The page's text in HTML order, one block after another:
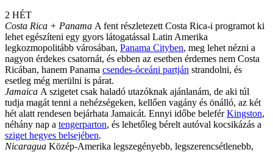
2 HÉT
Costa Rica + Panama A fent részletezett Costa Rica-i programot ki
lehet egészíteni egy gyors látogatással Latin Amerika
legkozmopolitább városában, Panama Cityben, meg lehet nézni a
nagyon érdekes csatornát, és ebben az esetben érdemes nem Costa
Ricában, hanem Panama csendes-óceáni partján strandolni, és
esetleg még merülni is párat.
Jamaica A szigetet csak haladó utazóknak ajánlanám, de aki túl
tudja magát tenni a nehézségeken, kellően vagány és önálló, az két
hét alatt rendesen bejárhata Jamaicát. Ennyi időbe beleférKingston,
néhány nap a tengerparton, és lehetőleg bérelt autóval kocsikázás a
sziget hegyes belsejében.
Nicaragua Közép-Amerika legszegényebb, legszerencsétlenebb,